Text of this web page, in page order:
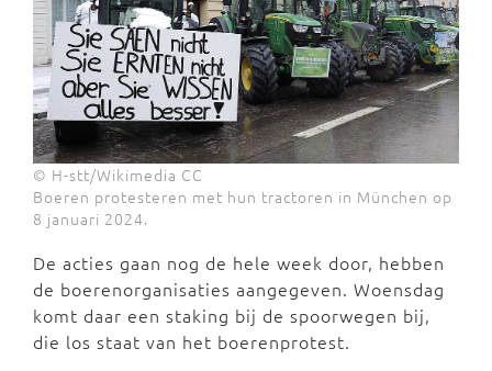
© H-stt/Wikimedia CC
Boeren protesteren met hun tractoren in München op
8 januari 2024.
De acties gaan nog de hele week door, hebben
de boerenorganisaties aangegeven. Woensdag
komt daar een staking bij de spoorwegen bij,
die los staat van het boerenprotest.